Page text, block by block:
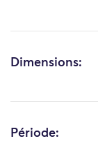
Dimensions:
Période: